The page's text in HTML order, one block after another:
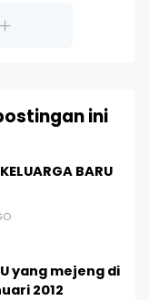
ini
BARU
yang mejeng di
2012